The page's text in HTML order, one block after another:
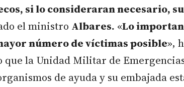
si lo consideraran necesario,
el ministro Albares. «Lo
número de víctimas posible»,
que la Unidad Militar de
de ayuda y su embajada